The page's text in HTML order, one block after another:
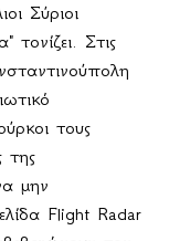
Σύριοι
Στις
τους
της
μην
Flight Radar